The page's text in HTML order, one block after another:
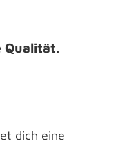
Qualität.
dich eine